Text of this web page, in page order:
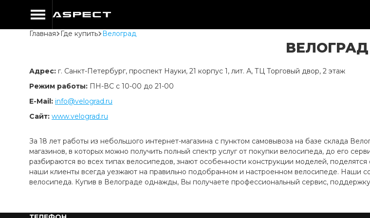
Главная Где купить Велоград
ВЕЛОГРАД
Адрес: г. Санкт-Петербург, проспект Науки, 21 корпус 1, лит. А, ТЦ Торговый двор, 2 этаж
Режим работы: ПН-ВС с 10-00 до 21-00
Е-Mail: info@velograd.ru
Сайт: www.velograd.ru
За 18 лет работы из небольшого интернет-магазина с пунктом самовывоза на базе склада
магазинов, в которых можно получить полный спектр услуг от покупки велосипеда, до его
разбираются во всех типах велосипедов, знают особенности конструкции моделей,
наши клиенты всегда уезжают на правильно подобранном и настроенном велосипеде. Наши
велосипеда. Купив в Велограде однажды, Вы получаете профессиональный сервис,